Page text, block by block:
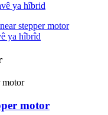
ya hîbrid
ya hîbrîd
motor